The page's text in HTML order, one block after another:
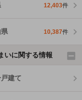
12,403件
10,387件
いに関する情報
建て